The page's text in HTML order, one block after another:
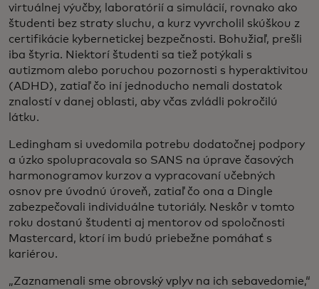
virtuálnej výučby, laboratórií a simulácií, rovnako ako
študenti bez straty sluchu, a kurz vyvrcholil skúškou z
certifikácie kybernetickej bezpečnosti. Bohužiaľ, prešli
iba štyria. Niektorí študenti sa tiež potýkali s
autizmom alebo poruchou pozornosti s hyperaktivitou
(ADHD), zatiaľ čo iní jednoducho nemali dostatok
znalostí v danej oblasti, aby včas zvládli pokročilú
látku.
Ledingham si uvedomila potrebu dodatočnej podpory
a úzko spolupracovala so SANS na úprave časových
harmonogramov kurzov a vypracovaní učebných
osnov pre úvodnú úroveň, zatiaľ čo ona a Dingle
zabezpečovali individuálne tutoriály. Neskôr v tomto
roku dostanú študenti aj mentorov od spoločnosti
Mastercard, ktorí im budú priebežne pomáhať s
kariérou.
„Zaznamenali sme obrovský vplyv na ich sebavedomie,“